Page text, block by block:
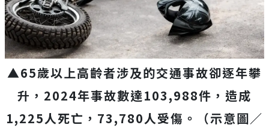
▲65歲以上高齡者涉及的交通事故卻逐年攀
升，2024年事故數達103,988件，造成
1,225人死亡，73,780人受傷。（示意圖／